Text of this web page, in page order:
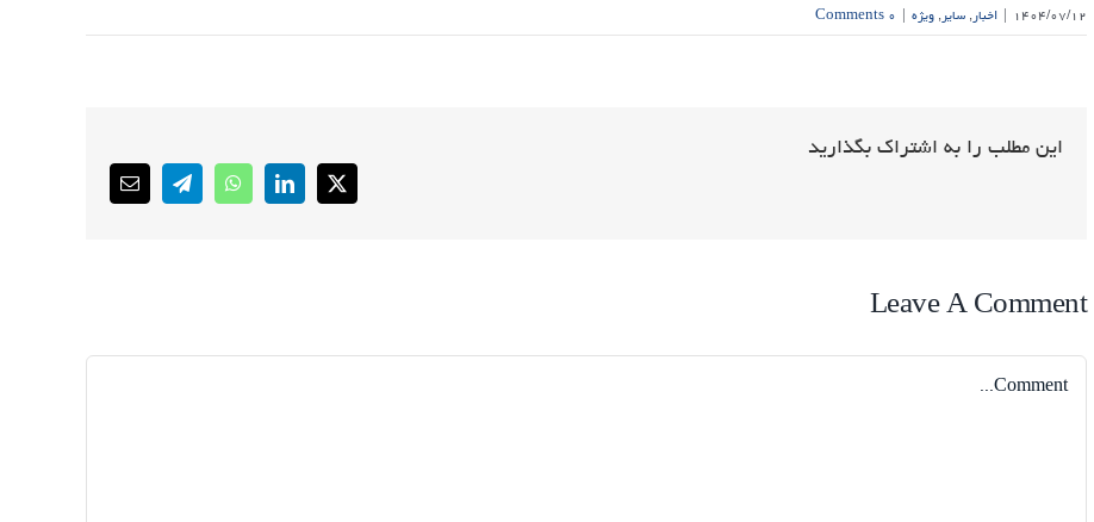
۱۴۰۴/۰۷/۱۲ | اخبار,سایر,ویژه | ۰ Comments
این مطلب را به اشتراک بگذارید
X
LinkedIn
WhatsApp
Telegram
Email
Leave A Comment